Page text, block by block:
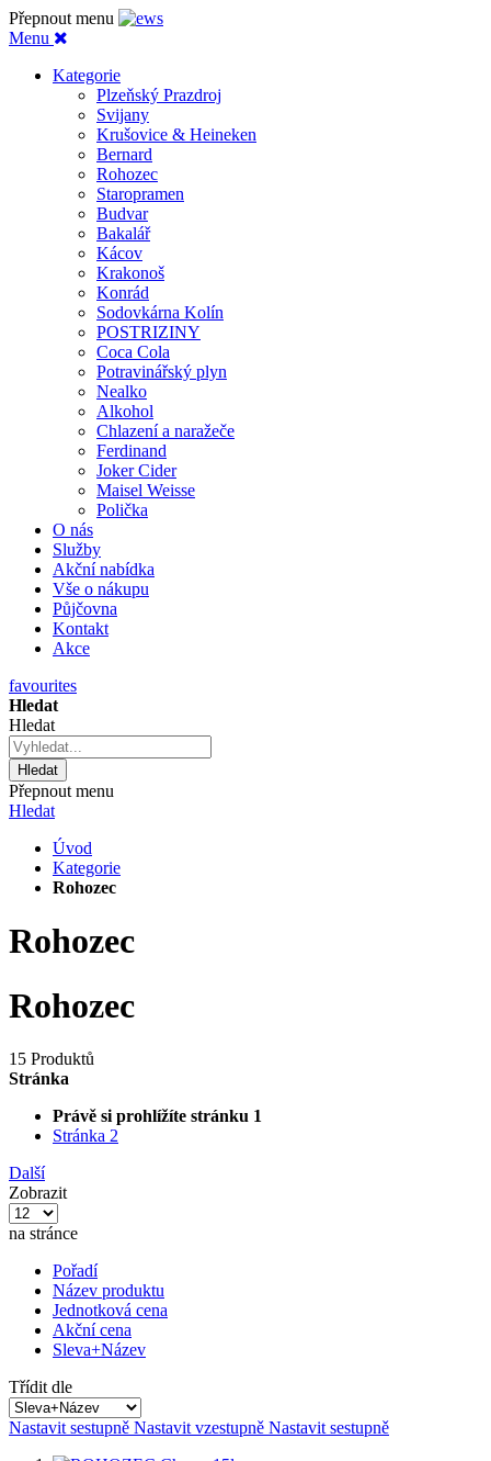
Přepnout menu
Menu
Kategorie
Plzeňský Prazdroj
Svijany
Krušovice & Heineken
Bernard
Rohozec
Staropramen
Budvar
Bakalář
Kácov
Krakonoš
Konrád
Sodovkárna Kolín
POSTRIZINY
Coca Cola
Potravinářský plyn
Nealko
Alkohol
Chlazení a naražeče
Ferdinand
Joker Cider
Maisel Weisse
Polička
O nás
Služby
Akční nabídka
Vše o nákupu
Půjčovna
Kontakt
Akce
favourites
Hledat
Hledat
Hledat
Přepnout menu
Hledat
Úvod
Kategorie
Rohozec
Rohozec
Rohozec
15 Produktů
Stránka
Právě si prohlížíte stránku 1
Stránka 2
Další
Zobrazit
na stránce
Pořadí
Název produktu
Jednotková cena
Akční cena
Sleva+Název
Třídit dle
Nastavit sestupně Nastavit vzestupně Nastavit sestupně